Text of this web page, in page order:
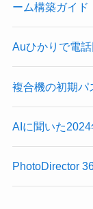
ーム構築ガイド
Auひかりで電
複合機の初期パ
AIに聞いた
PhotoDirector